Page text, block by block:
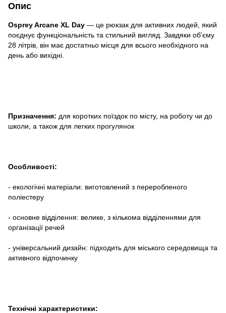
Опис
Osprey Arcane XL Day — це рюкзак для активних людей, який
поєднує функціональність та стильний вигляд. Завдяки об'єму
28 літрів, він має достатньо місця для всього необхідного на
день або вихідні.
Призначення: для коротких поїздок по місту, на роботу чи до
школи, а також для легких прогулянок
Особливості:
- екологічні матеріали: виготовлений з переробленого
поліестеру
- основне відділення: велике, з кількома відділеннями для
організації речей
- універсальний дизайн: підходить для міського середовища та
активного відпочинку
Технічні характеристики: